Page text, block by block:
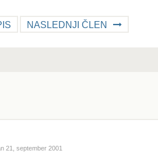
NASLEDNJI ČLEN
21, september 2001